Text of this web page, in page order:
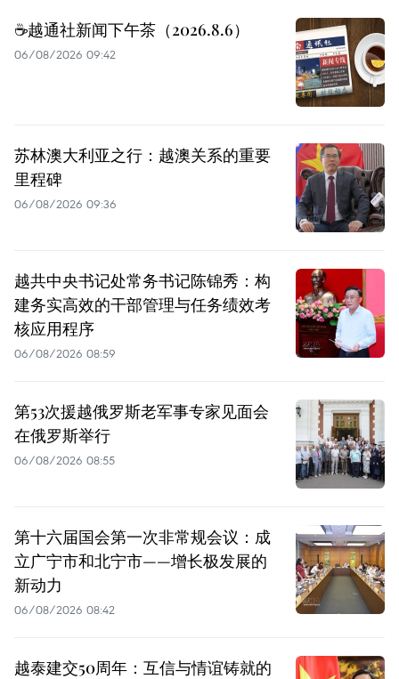
☕️越通社新闻下午茶（2026.8.6）
06/08/2026 09:42
苏林澳大利亚之行：越澳关系的重要
里程碑
06/08/2026 09:36
越共中央书记处常务书记陈锦秀：构
建务实高效的干部管理与任务绩效考
核应用程序
06/08/2026 08:59
第53次援越俄罗斯老军事专家见面会
在俄罗斯举行
06/08/2026 08:55
第十六届国会第一次非常规会议：成
立广宁市和北宁市——增长极发展的
新动力
06/08/2026 08:42
越泰建交50周年：互信与情谊铸就的